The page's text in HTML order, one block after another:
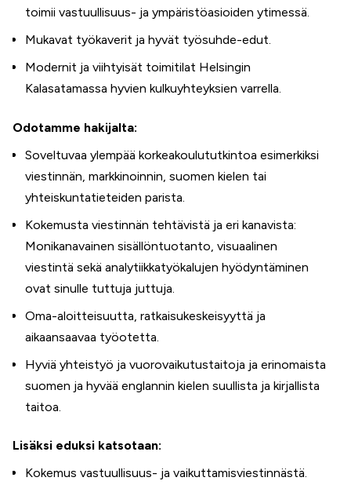
toimii vastuullisuus- ja ympäristöasioiden ytimessä.
Mukavat työkaverit ja hyvät työsuhde-edut.
Modernit ja viihtyisät toimitilat Helsingin
Kalasatamassa hyvien kulkuyhteyksien varrella.
Odotamme hakijalta:
Soveltuvaa ylempää korkeakoulututkintoa esimerkiksi
viestinnän, markkinoinnin, suomen kielen tai
yhteiskuntatieteiden parista.
Kokemusta viestinnän tehtävistä ja eri kanavista:
Monikanavainen sisällöntuotanto, visuaalinen
viestintä sekä analytiikkatyökalujen hyödyntäminen
ovat sinulle tuttuja juttuja.
Oma-aloitteisuutta, ratkaisukeskeisyyttä ja
aikaansaavaa työotetta.
Hyviä yhteistyö ja vuorovaikutustaitoja ja erinomaista
suomen ja hyvää englannin kielen suullista ja kirjallista
taitoa.
Lisäksi eduksi katsotaan:
Kokemus vastuullisuus- ja vaikuttamisviestinnästä.